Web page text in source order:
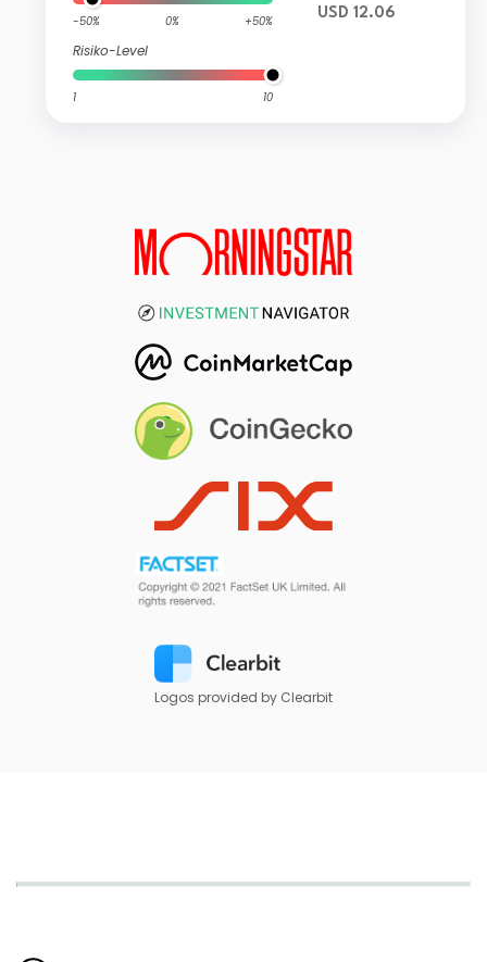
-50% 0% +50%
Risiko-Level
1 10
USD 12.06
Logos provided by Clearbit